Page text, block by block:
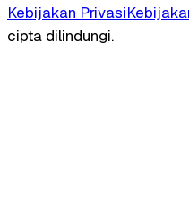
Kebijakan Privasi
cipta dilindungi.